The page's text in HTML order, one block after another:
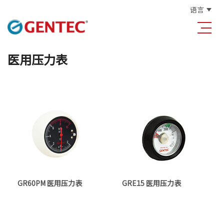
语言
医用压力表
GR60PM 医用压力表 GRE15 医用压力表